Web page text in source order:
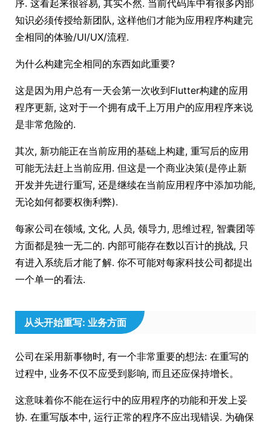
序. 这看起来很容易, 其实不然. 当前代码库中有很多内部
知识必须传授给新团队, 这样他们才能为应用程序构建完
全相同的体验/UI/UX/流程.
为什么构建完全相同的东西如此重要?
这是因为用户总有一天会第一次收到Flutter构建的应用
程序更新, 这对于一个拥有成千上万用户的应用程序来说
是非常危险的.
其次, 新功能正在当前应用的基础上构建, 重写后的应用
可能无法赶上当前应用. 但这是一个商业决策(是停止新
开发并先进行重写, 还是继续在当前应用程序中添加功能,
无论如何都要权衡利弊).
每家公司在领域, 文化, 人员, 领导力, 思维过程, 智囊团等
方面都是独一无二的. 内部可能存在数以百计的挑战, 只
有进入系统后才能了解. 你不可能对每家科技公司都提出
一个单一的看法.
从头开始重写: 业务方面
公司在采用新事物时, 有一个非常重要的想法: 在重写的
过程中, 业务不仅不应受到影响, 而且还应保持增长。
这意味着你不能在运行中的应用程序的功能和开发上妥
协. 在重写版本中, 运行正常的程序不应出现错误. 为确保